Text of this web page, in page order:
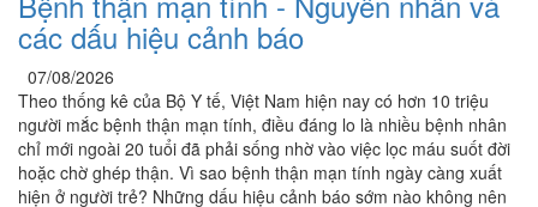
các dấu hiệu cảnh báo
07/08/2026
Theo thống kê của Bộ Y tế, Việt Nam hiện nay có hơn 10 triệu
người mắc bệnh thận mạn tính, điều đáng lo là nhiều bệnh nhân
chỉ mới ngoài 20 tuổi đã phải sống nhờ vào việc lọc máu suốt đời
hoặc chờ ghép thận. Vì sao bệnh thận mạn tính ngày càng xuất
hiện ở người trẻ? Những dấu hiệu cảnh báo sớm nào không nên